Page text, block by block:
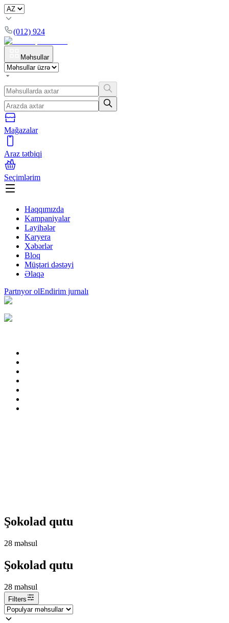
(012) 924
Məhsullar
Mağazalar
Araz tətbiqi
Seçimlərim
Haqqımızda
Kampaniyalar
Layihələr
Karyera
Xəbərlər
Bloq
Müştəri dəstəyi
Əlaqə
Partnyor olEndirim jurnalı
Şokolad qutu
28 məhsul
Şokolad qutu
28 məhsul
Filters